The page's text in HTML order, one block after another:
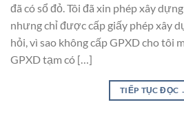
đã có sổ đỏ. Tôi đã xin phép xây
nhưng chỉ được cấp giấy phép xây
hỏi, vì sao không cấp GPXD cho tôi
GPXD tạm có […]
TIẾP TỤC ĐỌC